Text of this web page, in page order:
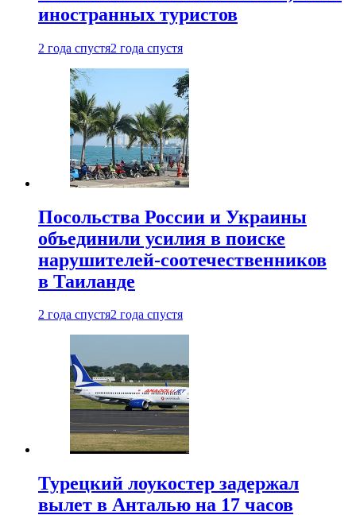
иностранных туристов
2 года спустя2 года спустя
Посольства России и Украины
объединили усилия в поиске
нарушителей-соотечественников
в Таиланде
2 года спустя2 года спустя
Турецкий лоукостер задержал
вылет в Анталью на 17 часов